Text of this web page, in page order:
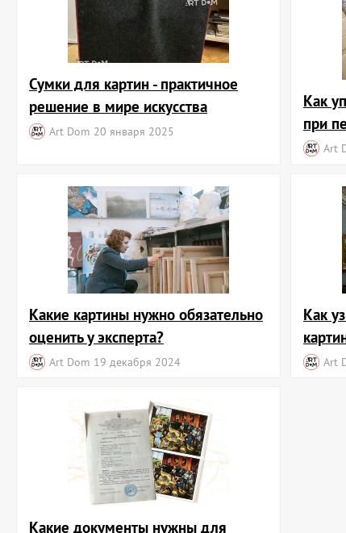
Сумки для картин - практичное
решение в мире искусства
Art Dom 20 января 2025
Как
при
Art
Какие картины нужно обязательно
оценить у эксперта?
Art Dom 19 декабря 2024
Как
Art
Какие документы нужны для